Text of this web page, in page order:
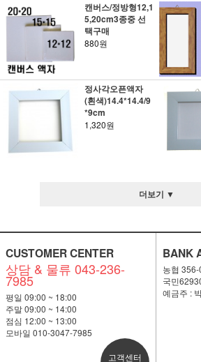
캔버스/정방형12,1
5,20cm3종중 선
택구매
880원
정사각오픈액자
(흰색)14.4*14.4/9
*9cm
1,320원
더보기 ▼
CUSTOMER CENTER
상담 & 물류 043-236-
7985
평일 09:00 ~ 18:00
주말 09:00 ~ 14:00
점심 12:00 ~ 13:00
모바일 010-3047-7985
고객센터
BANK
농협
국민
예금주 :